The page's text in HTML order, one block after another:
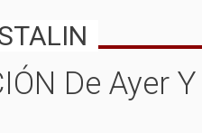
De Ayer